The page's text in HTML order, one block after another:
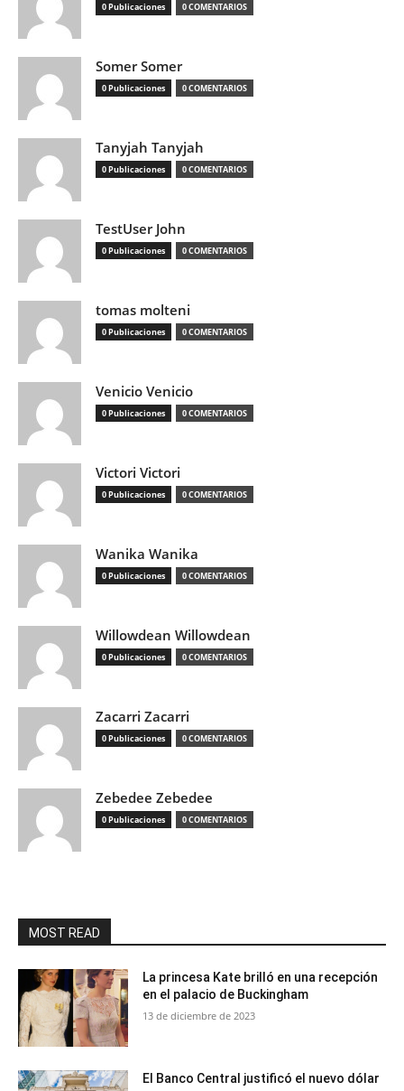
0 Publicaciones 0 COMENTARIOS
Somer Somer
0 Publicaciones 0 COMENTARIOS
Tanyjah Tanyjah
0 Publicaciones 0 COMENTARIOS
TestUser John
0 Publicaciones 0 COMENTARIOS
tomas molteni
0 Publicaciones 0 COMENTARIOS
Venicio Venicio
0 Publicaciones 0 COMENTARIOS
Victori Victori
0 Publicaciones 0 COMENTARIOS
Wanika Wanika
0 Publicaciones 0 COMENTARIOS
Willowdean Willowdean
0 Publicaciones 0 COMENTARIOS
Zacarri Zacarri
0 Publicaciones 0 COMENTARIOS
Zebedee Zebedee
0 Publicaciones 0 COMENTARIOS
MOST READ
La princesa Kate brilló en una recepción
en el palacio de Buckingham
13 de diciembre de 2023
El Banco Central justificó el nuevo dólar